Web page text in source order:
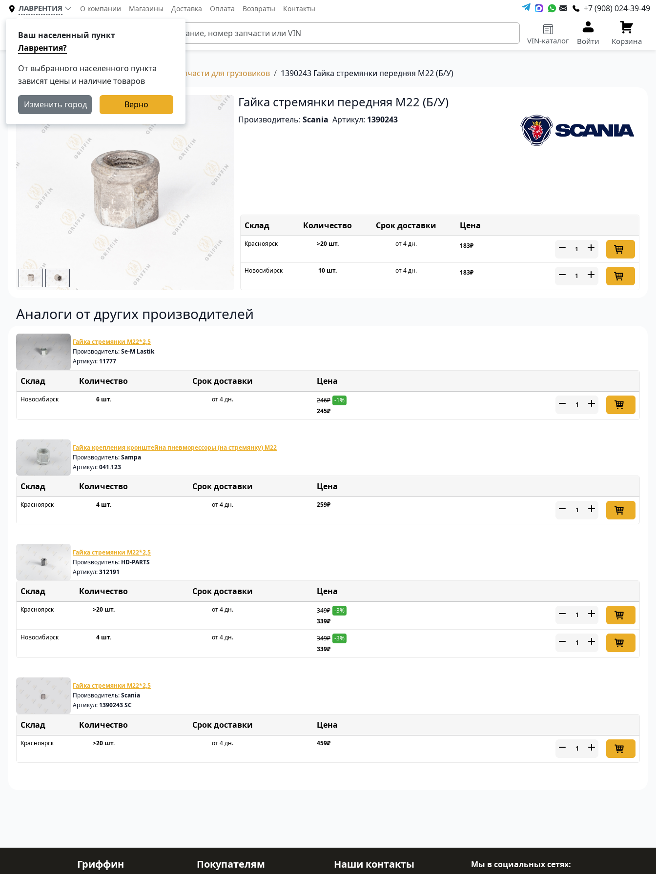
ЛАВРЕНТИЯ
Ваш населенный пункт
Лаврентия?
От выбранного населенного пункта
зависят цены и наличие товаров
Изменить город Верно
О компании Магазины Доставка Оплата Возвраты Контакты +7 (908) 024-39-49
Каталог
VIN-каталог Войти Корзина
Главная Каталог Разборка Скания, Б/У запчасти для грузовиков 1390243 Гайка стремянки передняя М22 (Б/У)
Гайка стремянки передняя М22 (Б/У)
Производитель:Scania Артикул: 1390243
Склад Срок доставки Цена
Красноярск >20 шт. от 4 дн. 183₽
Новосибирск 10 шт. от 4 дн. 183₽
Аналоги от других производителей
Гайка стремянки M22*2,5
Производитель:Se-M Lastik
Артикул: 11777
Склад Срок доставки Цена
Новосибирск 6 шт. от 4 дн. 246₽ -1%
245₽
Гайка крепления кронштейна пневморессоры (на стремянку) M22
Производитель:Sampa
Артикул:041.123
Склад Срок доставки Цена
Красноярск 4 шт. от 4 дн. 259₽
Гайка стремянки M22*2,5
Производитель: HD-PARTS
Артикул:312191
Склад Срок доставки Цена
Красноярск >20 шт. от 4 дн. 349₽ -3%
339₽
Новосибирск
4 шт. от 4 дн. 349₽ -3%
339₽
Гайка стремянки M22*2,5
Производитель:Scania
Артикул: 1390243 SC
Склад Срок доставки Цена
Красноярск >20 шт. от 4 дн. 459₽
Гриффин Покупателям Наши контакты Мы в социальных сетях: